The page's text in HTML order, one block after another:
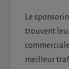
Le
trouvent
meilleur